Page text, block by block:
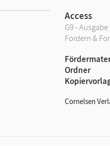
Access
G9 -
Fördern &
Ordner
Cornelsen